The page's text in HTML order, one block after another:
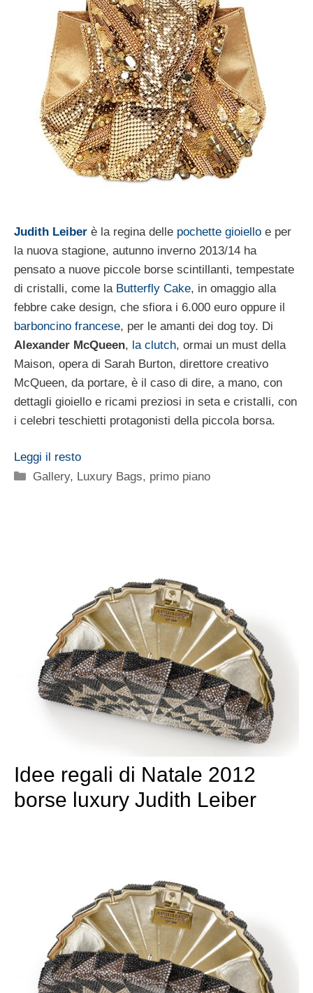
Judith Leiber è la regina delle pochette gioiello e per
la nuova stagione, autunno inverno 2013/14 ha
pensato a nuove piccole borse scintillanti, tempestate
di cristalli, come la Butterfly Cake, in omaggio alla
febbre cake design, che sfiora i 6.000 euro oppure il
barboncino francese, per le amanti dei dog toy. Di
Alexander McQueen, la clutch, ormai un must della
Maison, opera di Sarah Burton, direttore creativo
McQueen, da portare, è il caso di dire, a mano, con
dettagli gioiello e ricami preziosi in seta e cristalli, con
i celebri teschietti protagonisti della piccola borsa.
Leggi il resto
Categorie
Gallery, Luxury Bags, primo piano
Idee regali di Natale 2012
borse luxury Judith Leiber